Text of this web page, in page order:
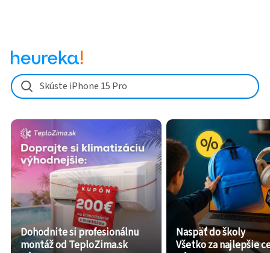
Skúste iPhone 15 Pro
Dohodnite si profesionálnu
montáž od TeploZima.sk
Naspäť do školy
Všetko za najlepšie